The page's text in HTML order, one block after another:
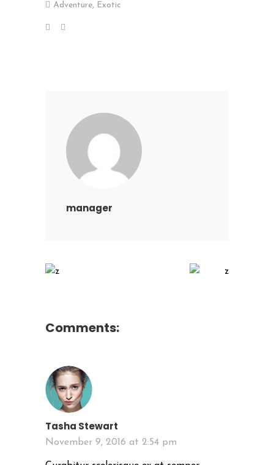
Adventure, Exotic
manager
Comments:
Tasha Stewart
November 9, 2016 at 2:54 pm